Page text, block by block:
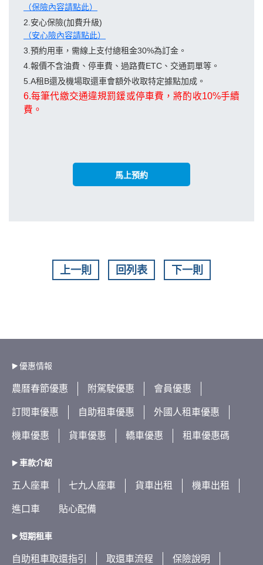
（保險內容請點此）
2.安心保險(加費升級)
（安心險內容請點此）
3.預約用車，需線上支付總租金30%為訂金。
4.報價不含油費、停車費、過路費ETC、交通罰單等。
5.A租B還及機場取還車會額外收取特定據點加成。
6.每筆代繳交通違規罰鍰或停車費，將酌收10%手續
費。
馬上預約
上一則 回列表 下一則
優惠情報
農曆春節優惠 附駕駛優惠 會員優惠
訂閱車優惠 自助租車優惠 外國人租車優惠
機車優惠 貨車優惠 轎車優惠 租車優惠碼
車款介紹
五人座車 七九人座車 貨車出租 機車出租
進口車 貼心配備
短期租車
自助租車取還指引 取還車流程 保險說明